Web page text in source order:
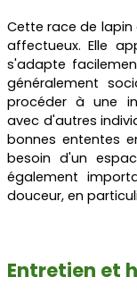
Cette race de
affectueux. Elle
s'adapte
généralement
procéder à une
avec d'autres
bonnes ententes
besoin d'un
également
douceur, en
Entretien et